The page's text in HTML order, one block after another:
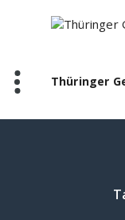
Thüringer